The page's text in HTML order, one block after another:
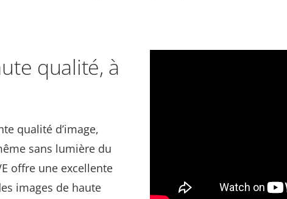
qualité, à
qualité d’image,
sans lumière du
offre une excellente
images de haute